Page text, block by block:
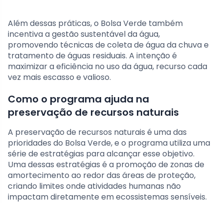
Além dessas práticas, o Bolsa Verde também
incentiva a gestão sustentável da água,
promovendo técnicas de coleta de água da chuva e
tratamento de águas residuais. A intenção é
maximizar a eficiência no uso da água, recurso cada
vez mais escasso e valioso.
Como o programa ajuda na
preservação de recursos naturais
A preservação de recursos naturais é uma das
prioridades do Bolsa Verde, e o programa utiliza uma
série de estratégias para alcançar esse objetivo.
Uma dessas estratégias é a promoção de zonas de
amortecimento ao redor das áreas de proteção,
criando limites onde atividades humanas não
impactam diretamente em ecossistemas sensíveis.